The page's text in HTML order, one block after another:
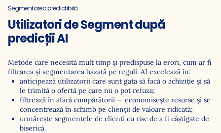
Segmentarea predictibilă
Utilizatori de Segment după
predicții AI
Metode care necesită mult timp și predispuse la erori, cum ar fi
filtrarea și segmentarea bazată pe reguli. AI excelează în:
anticipează utilizatorii care sunt gata să facă o achiziție și să
le trimită o ofertă pe care nu o pot refuza;
filtrează în afară cumpărătorii — economisește resurse și se
concentrează în schimb pe clienții de valoare ridicată;
urmărește segmentele de clienți cu risc de a fi câștigate de
biserică.